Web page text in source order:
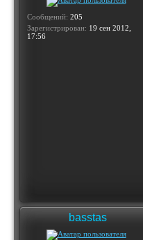
Сообщений: 205
Зарегистрирован: 19 сен 2012,
17:56
basstas